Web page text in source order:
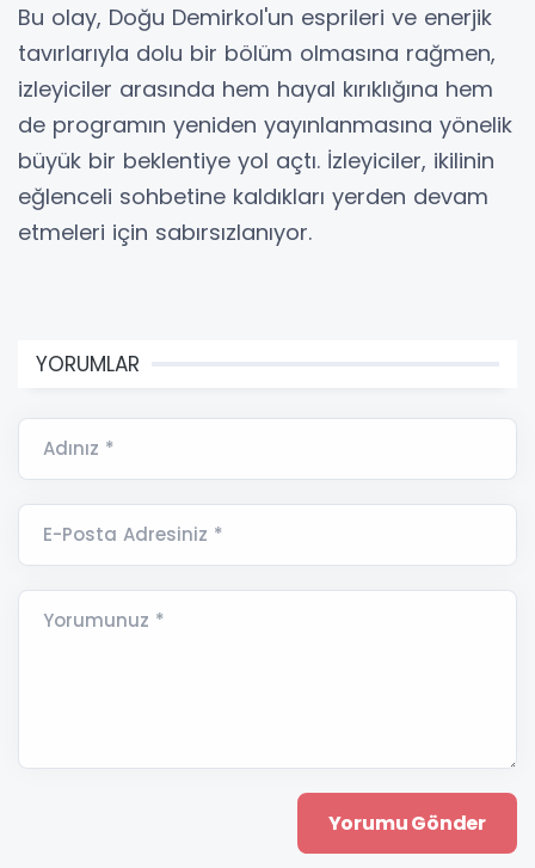
Bu olay, Doğu Demirkol'un esprileri ve enerjik
tavırlarıyla dolu bir bölüm olmasına rağmen,
izleyiciler arasında hem hayal kırıklığına hem
de programın yeniden yayınlanmasına yönelik
büyük bir beklentiye yol açtı. İzleyiciler, ikilinin
eğlenceli sohbetine kaldıkları yerden devam
etmeleri için sabırsızlanıyor.
YORUMLAR
Adınız *
E-Posta Adresiniz *
Yorumunuz *